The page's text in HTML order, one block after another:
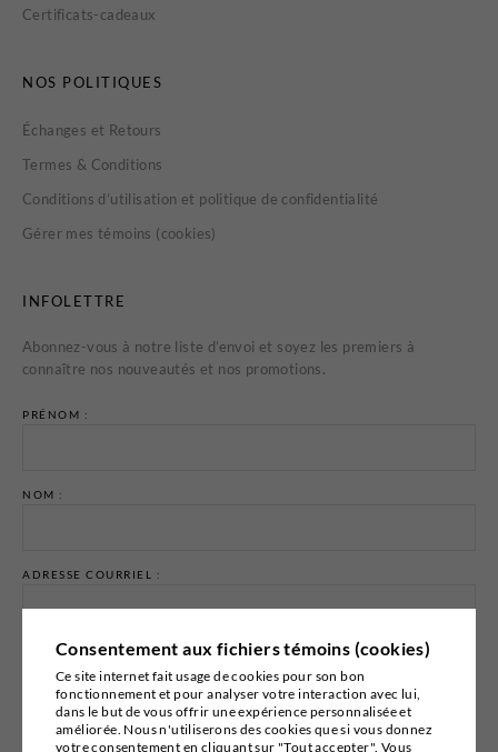
Certificats-cadeaux
NOS POLITIQUES
Échanges et Retours
Termes & Conditions
Conditions d’utilisation et politique de confidentialité
Gérer mes témoins (cookies)
INFOLETTRE
Abonnez-vous à notre liste d’envoi et soyez les premiers à
connaître nos nouveautés et nos promotions.
PRÉNOM :
NOM :
ADRESSE COURRIEL :
Email marketingCyberimpact
Consentement aux fichiers témoins (cookies)
Ce site internet fait usage de cookies pour son bon
fonctionnement et pour analyser votre interaction avec lui,
dans le but de vous offrir une expérience personnalisée et
améliorée. Nous n'utiliserons des cookies que si vous donnez
votre consentement en cliquant sur "Tout accepter". Vous